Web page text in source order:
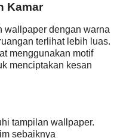
Kamar
wallpaper dengan warna
terlihat lebih luas.
menggunakan motif
menciptakan kesan
tampilan wallpaper.
sebaiknya